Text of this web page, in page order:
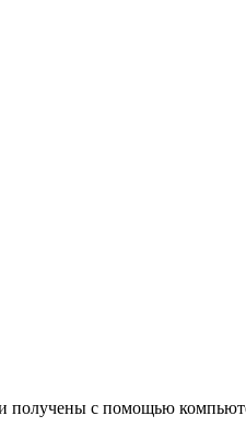
с помощью